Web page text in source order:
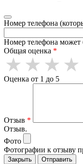
Номер телефона
Номер телефона может
Общая оценка *
Оценка от 1 до 5
Отзыв *
Отзыв.
Фото
Фотографии к отзыву
Закрыть Отправить